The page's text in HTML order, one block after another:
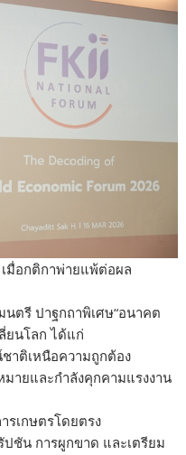
เมื่อกติกาพ่ายแพ้ต่อผล
ตรี ปาฐกถาพิเศษ“อนาคต
ยนโลก ได้แก่
าติเหนือความถูกต้อง
ายและกำลังคุกคามแรงงาน
รเกษตรโดยตรง
ชัน การผูกขาด และเตรียม